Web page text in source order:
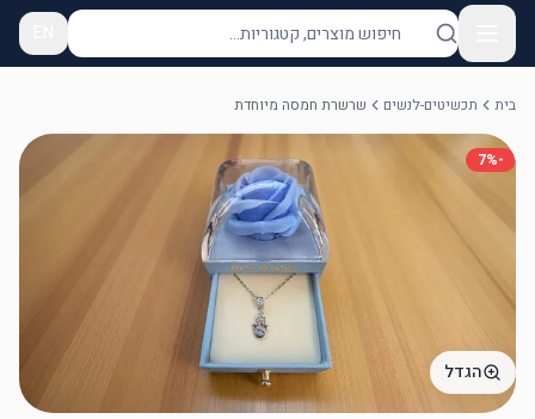
בית תכשיטים-לנשים שרשרת חמסה מיוחדת
הגדל
-
7%